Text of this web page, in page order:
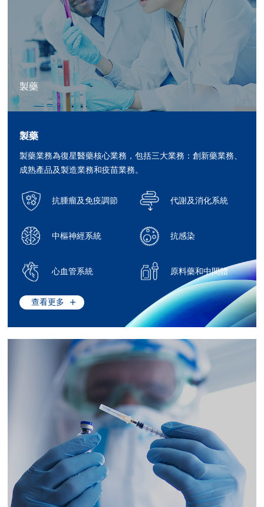
製藥
製藥
製藥業務為復星醫藥核心業務，包括三大業務：創新藥業務、
成熟產品及製造業務和疫苗業務。
抗腫瘤及免疫調節 代謝及消化系統
中樞神經系統 抗感染
心血管系統 原料藥和中間體
查看更多